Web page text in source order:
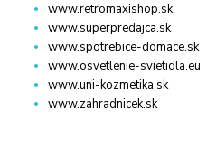
www.retromaxishop.sk
www.superpredajca.sk
www.spotrebice-domace.sk
www.osvetlenie-svietidla.eu
www.uni-kozmetika.sk
www.zahradnicek.sk